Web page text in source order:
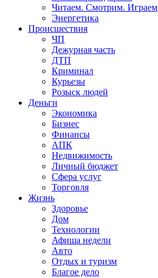
Читаем. Смотрим. Играем
Энергетика
Происшествия
ЧП
Дежурная часть
ДТП
Криминал
Курьезы
Розыск людей
Деньги
Экономика
Бизнес
Финансы
АПК
Недвижимость
Личный бюджет
Сфера услуг
Торговля
Жизнь
Здоровье
Дом
Технологии
Афиша недели
Авто
Отдых и туризм
Благое дело